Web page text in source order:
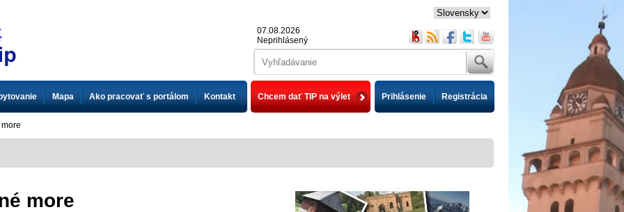
Mapa Ako pracovať s portálom Kontakt
07.08.2026
Neprihlásený
Chcem dať TIP na výlet Prihlásenie Registrácia
more